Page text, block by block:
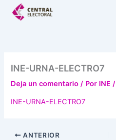
INE-URNA-ELECTRO7
Deja un comentario / Por INE
INE-URNA-ELECTRO7
ANTERIOR